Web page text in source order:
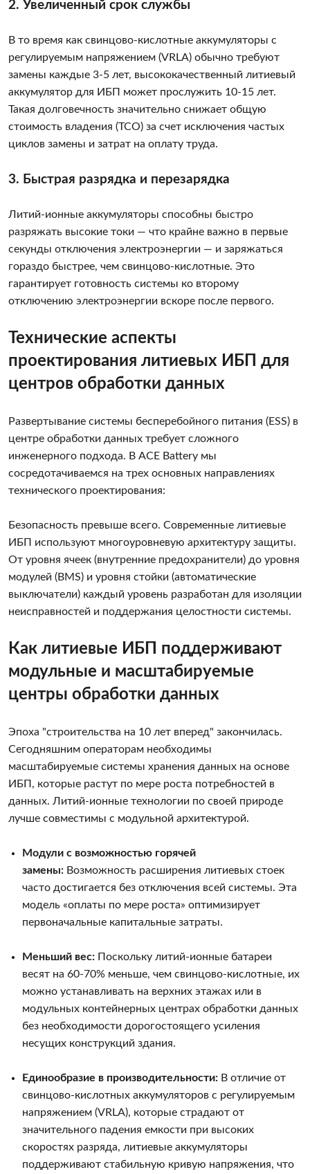
2. Увеличенный срок службы
В то время как свинцово-кислотные аккумуляторы с
регулируемым напряжением (VRLA) обычно требуют
замены каждые 3-5 лет, высококачественный литиевый
аккумулятор для ИБП может прослужить 10-15 лет.
Такая долговечность значительно снижает общую
стоимость владения (TCO) за счет исключения частых
циклов замены и затрат на оплату труда.
3. Быстрая разрядка и перезарядка
Литий-ионные аккумуляторы способны быстро
разряжать высокие токи — что крайне важно в первые
секунды отключения электроэнергии — и заряжаться
гораздо быстрее, чем свинцово-кислотные. Это
гарантирует готовность системы ко второму
отключению электроэнергии вскоре после первого.
Технические аспекты
проектирования литиевых ИБП для
центров обработки данных
Развертывание системы бесперебойного питания (ESS) в
центре обработки данных требует сложного
инженерного подхода. В ACE Battery мы
сосредотачиваемся на трех основных направлениях
технического проектирования:
Безопасность превыше всего. Современные литиевые
ИБП используют многоуровневую архитектуру защиты.
От уровня ячеек (внутренние предохранители) до уровня
модулей (BMS) и уровня стойки (автоматические
выключатели) каждый уровень разработан для изоляции
неисправностей и поддержания целостности системы.
Как литиевые ИБП поддерживают
модульные и масштабируемые
центры обработки данных
Эпоха "строительства на 10 лет вперед" закончилась.
Сегодняшним операторам необходимы
масштабируемые системы хранения данных на основе
ИБП, которые растут по мере роста потребностей в
данных. Литий-ионные технологии по своей природе
лучше совместимы с модульной архитектурой.
Модули с возможностью горячей
замены: Возможность расширения литиевых стоек
часто достигается без отключения всей системы. Эта
модель «оплаты по мере роста» оптимизирует
первоначальные капитальные затраты.
Меньший вес: Поскольку литий-ионные батареи
весят на 60-70% меньше, чем свинцово-кислотные, их
можно устанавливать на верхних этажах или в
модульных контейнерных центрах обработки данных
без необходимости дорогостоящего усиления
несущих конструкций здания.
Единообразие в производительности: В отличие от
свинцово-кислотных аккумуляторов с регулируемым
напряжением (VRLA), которые страдают от
значительного падения емкости при высоких
скоростях разряда, литиевые аккумуляторы
поддерживают стабильную кривую напряжения, что